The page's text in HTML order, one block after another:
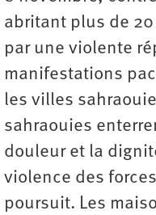
abritant plus de
par une violente
manifestations
les villes
sahraouies
douleur et la
violence des
poursuit. Les